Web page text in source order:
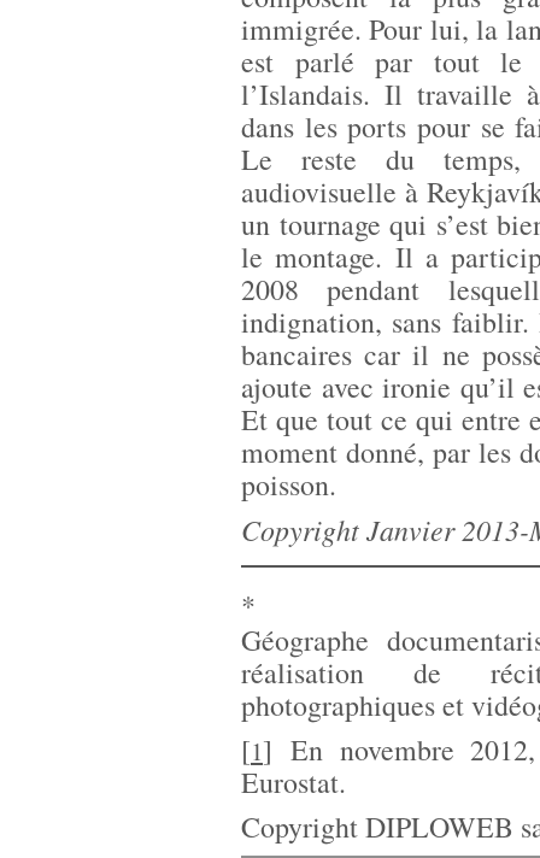
immigrée. Pour lui, la
est parlé par tout le
l’Islandais. Il travaille
dans les ports pour se
Le reste du temps,
audiovisuelle à
un tournage qui s’est
le montage. Il a
2008 pendant
indignation, sans
bancaires car il ne
ajoute avec ironie qu’il
Et que tout ce qui entre
moment donné, par les
poisson.
Copyright Janvier
*
Géographe
réalisation de
photographiques et
[1]En novembre
Eurostat.
Copyright DIPLOWEB